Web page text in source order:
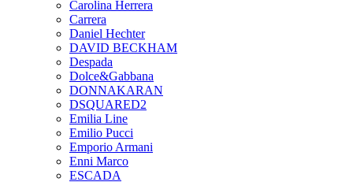
Carolina Herrera
Carrera
Daniel Hechter
DAVID BECKHAM
Despada
Dolce&Gabbana
DONNAKARAN
DSQUARED2
Emilia Line
Emilio Pucci
Emporio Armani
Enni Marco
ESCADA